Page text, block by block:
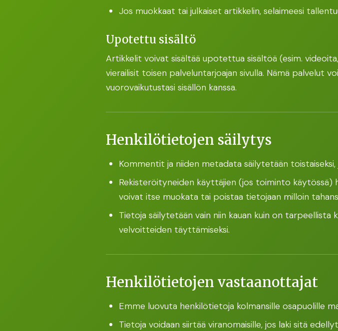
Jos muokkaat tai julkaiset artikkelin, selaimeesi
Upotettu sisältö
Artikkelit voivat sisältää upotettua sisältöä (esim.
vierailisit toisen palveluntarjoajan sivulla. Nämä palvelut
vuorovaikutustasi sisällön kanssa.
Henkilötietojen säilytys
Kommentit ja niiden metadata säilytetään
Rekisteröityneiden käyttäjien (jos toiminto
voivat itse muokata tai poistaa tietojaan milloin
Tietoja säilytetään vain niin kauan kuin on
velvoitteiden täyttämiseksi.
Henkilötietojen vastaanottajat
Emme luovuta henkilötietoja kolmansille osapuolille
Tietoja voidaan siirtää viranomaisille, jos laki sitä